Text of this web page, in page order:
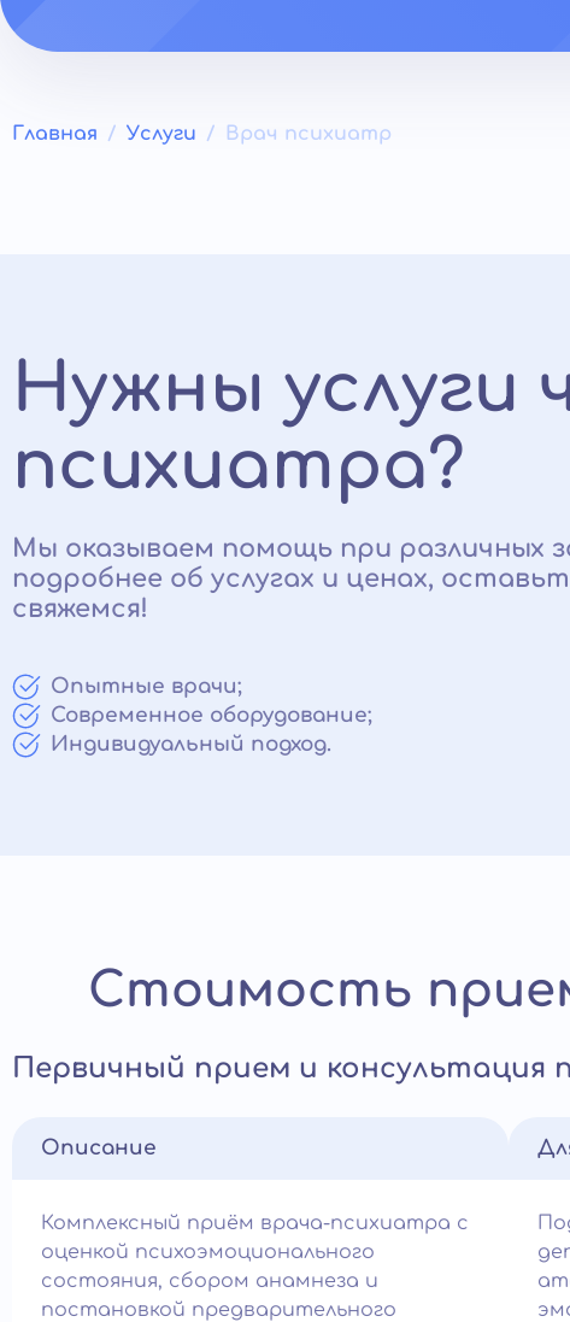
Главная Услуги Врач психиатр
Нужны услуги
психиатра?
Мы оказываем помощь при различных
подробнее об услугах и ценах,
свяжемся!
Опытные врачи;
Современное оборудование;
Индивидуальный подход.
Стоимость
Первичный прием и консультация
Описание
Комплексный приём врача-психиатра с
оценкой психоэмоционального
состояния, сбором анамнеза и
постановкой предварительного